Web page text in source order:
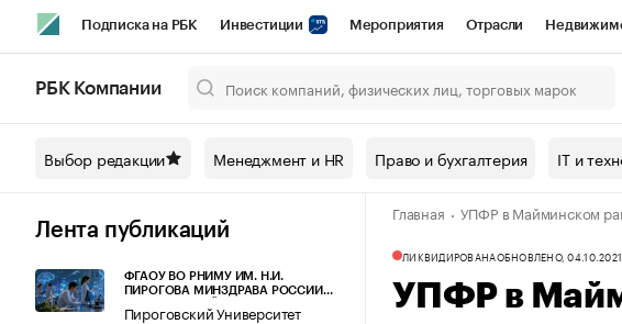
Подписка на РБК Инвестиции Мероприятия Отрасли
Спецпроекты СПб Конференции СПб Спецпроекты Проверка
Технологии и медиа Рынок наличной валюты
РБК Компании
Выбор редакции Менеджмент и HR Право и бухгалтерия IT и
Лента публикаций
ФГАОУ ВО РНИМУ ИМ. Н.И.
ПИРОГОВА МИНЗДРАВА РОССИИ
Пироговский Университет
Главная УПФР в Майминском
ЛИКВИДИРОВАНАОБНОВЛЕНО, 04.10.2021
УПФР в